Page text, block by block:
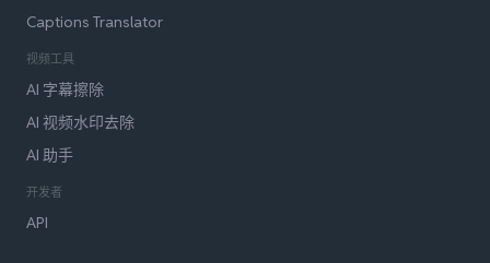
Captions Translator
视频工具
AI 字幕擦除
AI 视频水印去除
AI 助手
开发者
API